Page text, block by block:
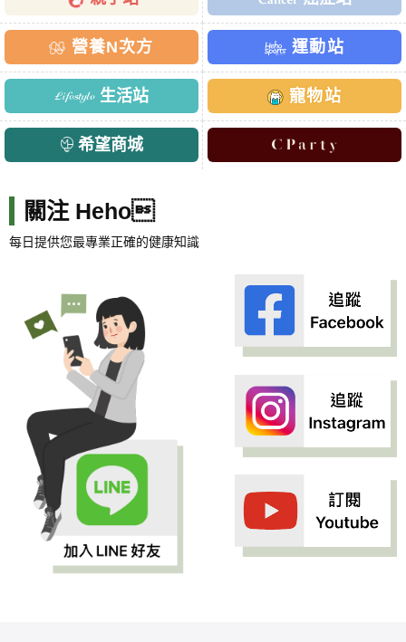
營養N次方 運動站
生活站 寵物站
希望商城
關注 Heho
每日提供您最專業正確的健康知識